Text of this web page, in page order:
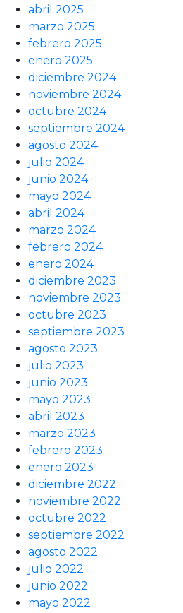
abril 2025
marzo 2025
febrero 2025
enero 2025
diciembre 2024
noviembre 2024
octubre 2024
septiembre 2024
agosto 2024
julio 2024
junio 2024
mayo 2024
abril 2024
marzo 2024
febrero 2024
enero 2024
diciembre 2023
noviembre 2023
octubre 2023
septiembre 2023
agosto 2023
julio 2023
junio 2023
mayo 2023
abril 2023
marzo 2023
febrero 2023
enero 2023
diciembre 2022
noviembre 2022
octubre 2022
septiembre 2022
agosto 2022
julio 2022
junio 2022
mayo 2022